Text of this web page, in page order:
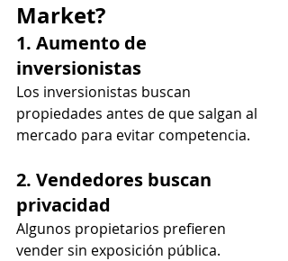
Market?
1. Aumento de
inversionistas
Los inversionistas buscan
propiedades antes de que salgan al
mercado para evitar competencia.
2. Vendedores buscan
privacidad
Algunos propietarios prefieren
vender sin exposición pública.